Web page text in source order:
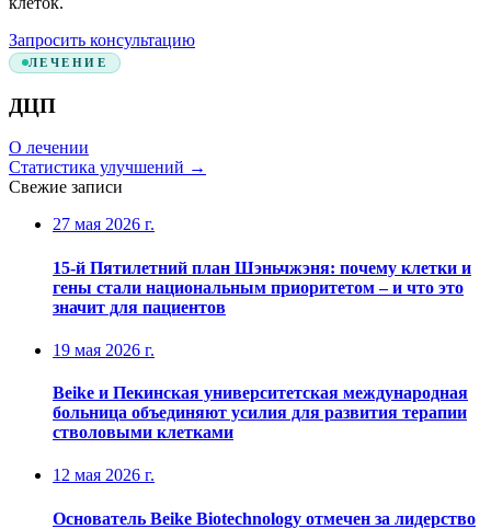
Запросить консультацию
ЛЕЧЕНИЕ
ДЦП
О лечении
Статистика улучшений →
Свежие записи
27 мая 2026 г.
15-й Пятилетний план Шэньчжэня: почему клетки и
гены стали национальным приоритетом – и что это
значит для пациентов
19 мая 2026 г.
Beike и Пекинская университетская международная
больница объединяют усилия для развития терапии
стволовыми клетками
12 мая 2026 г.
Основатель Beike Biotechnology отмечен за лидерство